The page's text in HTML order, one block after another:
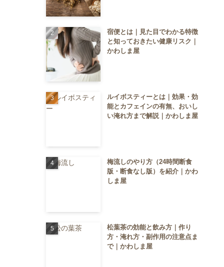
宿便とは｜見た目でわかる特徴
と知っておきたい健康リスク｜
かわしま屋
ルイボスティーとは｜効果・効
能とカフェインの有無、おいし
い淹れ方まで解説｜かわしま屋
梅流しのやり方（24時間断食
版・断食なし版）を紹介｜かわ
しま屋
松葉茶の効能と飲み方｜作り
方・淹れ方・副作用の注意点ま
で｜かわしま屋